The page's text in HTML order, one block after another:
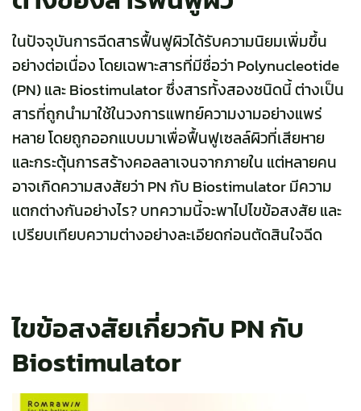
ในปัจจุบันการฉีดสารฟื้นฟูผิวได้รับความนิยมเพิ่มขึ้น
อย่างต่อเนื่อง โดยเฉพาะสารที่มีชื่อว่า Polynucleotide
(PN) และ Biostimulator ซึ่งสารทั้งสองชนิดนี้ ต่างเป็น
สารที่ถูกนำมาใช้ในวงการแพทย์ความงามอย่างแพร่
หลาย โดยถูกออกแบบมาเพื่อฟื้นฟูเซลล์ผิวที่เสียหาย
และกระตุ้นการสร้างคอลลาเจนจากภายใน แต่หลายคน
อาจเกิดความสงสัยว่า PN กับ Biostimulator มีความ
แตกต่างกันอย่างไร? บทความนี้จะพาไปไขข้อสงสัย และ
เปรียบเทียบความต่างอย่างละเอียดก่อนตัดสินใจฉีด
ไขข้อสงสัยเกี่ยวกับ PN กับ
Biostimulator